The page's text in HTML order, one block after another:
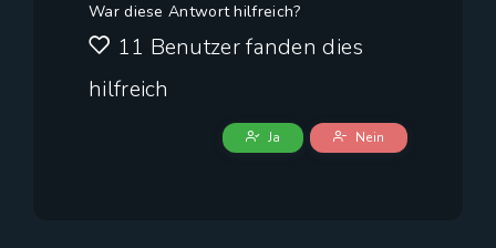
War diese Antwort hilfreich?
11 Benutzer fanden dies
hilfreich
Ja Nein